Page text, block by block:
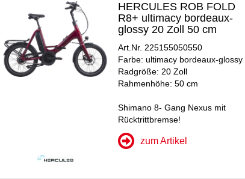
HERCULES ROB FOLD
R8+ ultimacy bordeaux-
glossy 20 Zoll 50 cm
Art.Nr. 225155050550
Farbe: ultimacy bordeaux-glossy
Radgröße: 20 Zoll
Rahmenhöhe: 50 cm
Shimano 8- Gang Nexus mit
Rücktrittbremse!
zum Artikel